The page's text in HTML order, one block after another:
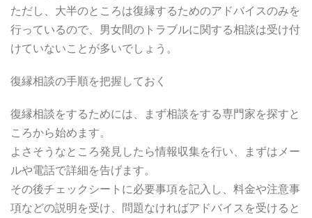
ただし、大半のところは復縁するためのアドバイスのみを
行っているので、男女間のトラブルに関する相談は受け付
けていないことが多いでしょう。
復縁相談の手順を把握しておく
復縁相談をするためには、まず相談をする専門家を探すと
ころから始めます。
よさそうなところ発見したら情報収集を行い、まずはメー
ルや電話で詳細を告げます。
その後チェックシートに必要事項を記入し、料金や注意事
項などの説明を受け、問題なければアドバイスを受けると